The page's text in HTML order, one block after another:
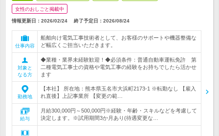
女性のおしごと掲載中
情報更新日：2026/02/24 終了予定日： 2026/08/24
仕事内容
船舶向け電気工事技術者として、お客様のサポートや機器整備な
ど幅広くご担当いただきます。
対象と
なる方
◆業種・業界未経験歓迎！◆必須条件：普通自動車運転免許 第
二種電気工事士の資格や電気工事の経験をお持ちでしたら活かせ
ます
勤務地
【本社】 所在地：熊本県玉名市大浜町2173-1 ※転勤なし 【雇入
れ直後】上記事業所 【変更の範…
給与
月給300,000円～500,000円※経験・年齢・スキルなどを考慮して
決定します。※試用期間3か月あり(待遇変更な…